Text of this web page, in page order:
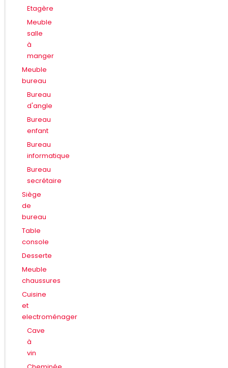
Etagère
Meuble
salle
à
manger
Meuble
bureau
Bureau
d'angle
Bureau
enfant
Bureau
informatique
Bureau
secrétaire
Siège
de
bureau
Table
console
Desserte
Meuble
chaussures
Cuisine
et
electroménager
Cave
à
vin